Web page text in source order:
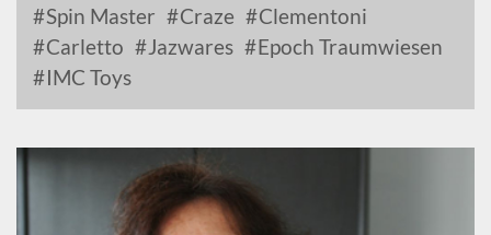
Spin Master
Craze
Clementoni
Carletto
Jazwares
Epoch Traumwiesen
IMC Toys